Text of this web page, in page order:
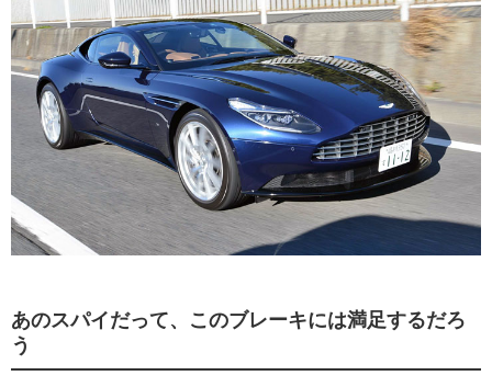
あのスパイだって、このブレーキには満足するだろ
う